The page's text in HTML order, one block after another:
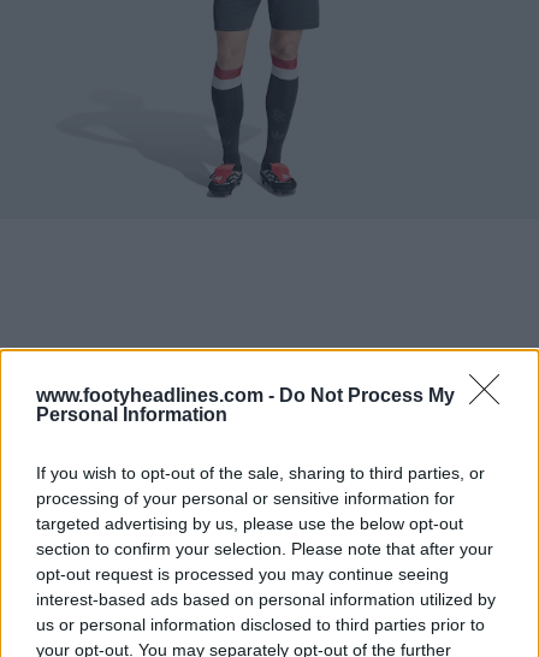
www.footyheadlines.com - Do Not Process My
Personal Information
If you wish to opt-out of the sale, sharing to third parties, or
processing of your personal or sensitive information for
targeted advertising by us, please use the below opt-out
section to confirm your selection. Please note that after your
opt-out request is processed you may continue seeing
interest-based ads based on personal information utilized by
us or personal information disclosed to third parties prior to
your opt-out. You may separately opt-out of the further